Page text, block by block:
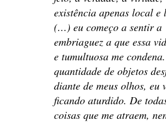
existência apenas local e
(…) eu começo a sentir a
embriaguez a que essa
e tumultuosa me
quantidade de objetos
diante de meus olhos, eu
ficando aturdido. De
coisas que me atraem,